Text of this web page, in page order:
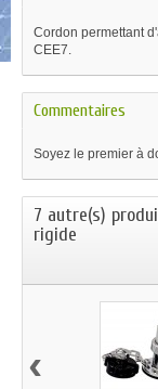
Cordon permettant
CEE7.
Commentaires
Soyez le premier à
7 autre(s)
rigide
‹